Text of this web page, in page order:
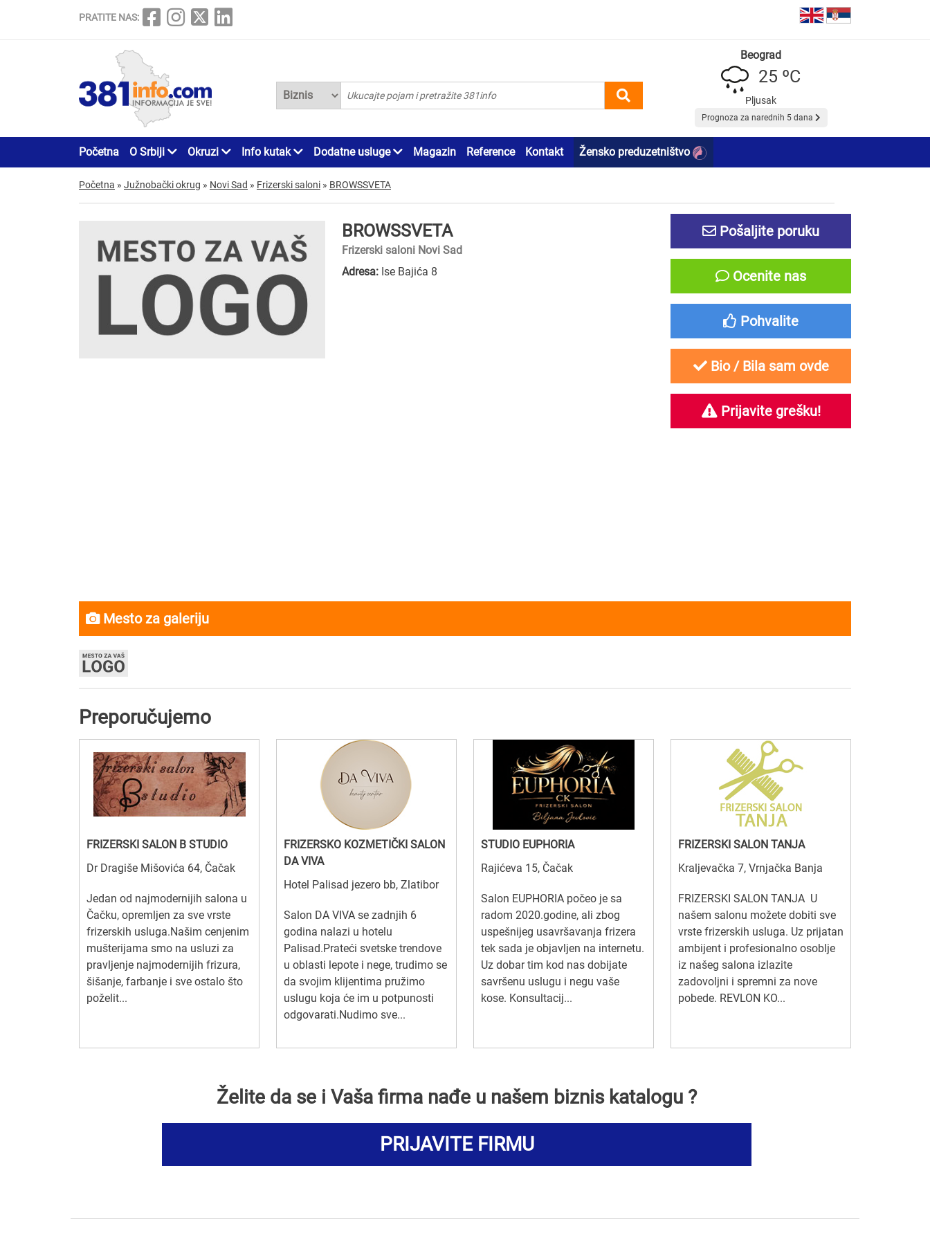
PRATITE NAS:
Beograd
25 ºC
Pljusak
Prognoza za narednih 5 dana
Početna O Srbiji Okruzi Info kutak Dodatne usluge Magazin Reference Kontakt Žensko preduzetništvo
Početna » Južnobački okrug » Novi Sad » Frizerski saloni » BROWSSVETA
BROWSSVETA
Frizerski saloni Novi Sad
Adresa: Ise Bajića 8
Pošaljite poruku
Ocenite nas
Pohvalite
Bio / Bila sam ovde
Prijavite grešku!
Mesto za galeriju
Preporučujemo
FRIZERSKI SALON B STUDIO
Dr Dragiše Mišovića 64, Čačak
Jedan od najmodernijih salona u
Čačku, opremljen za sve vrste
frizerskih usluga.Našim cenjenim
mušterijama smo na usluzi za
pravljenje najmodernijih frizura,
šišanje, farbanje i sve ostalo što
poželit...
FRIZERSKO KOZMETIČKI SALON
DA VIVA
Hotel Palisad jezero bb, Zlatibor
Salon DA VIVA se zadnjih 6
godina nalazi u hotelu
Palisad.Prateći svetske trendove
u oblasti lepote i nege, trudimo se
da svojim klijentima pružimo
uslugu koja će im u potpunosti
odgovarati.Nudimo sve...
STUDIO EUPHORIA
Rajićeva 15, Čačak
Salon EUPHORIA počeo je sa
radom 2020.godine, ali zbog
uspešnijeg usavršavanja frizera
tek sada je objavljen na internetu.
Uz dobar tim kod nas dobijate
savršenu uslugu i negu vaše
kose. Konsultacij...
FRIZERSKI SALON TANJA
Kraljevačka 7, Vrnjačka Banja
FRIZERSKI SALON TANJA U
našem salonu možete dobiti sve
vrste frizerskih usluga. Uz prijatan
ambijent i profesionalno osoblje
iz našeg salona izlazite
zadovoljni i spremni za nove
pobede. REVLON KO...
Želite da se i Vaša firma nađe u našem biznis katalogu ?
PRIJAVITE FIRMU